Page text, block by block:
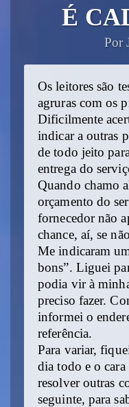
É
Por
Os leitores são
agruras com os
Dificilmente
indicar a outras
de todo jeito
entrega do
Quando chamo
orçamento do
fornecedor não
chance, aí, se
Me indicaram
bons”. Liguei
podia vir à
preciso fazer.
informei o
referência.
Para variar,
dia todo e o cara
resolver outras
seguinte, para